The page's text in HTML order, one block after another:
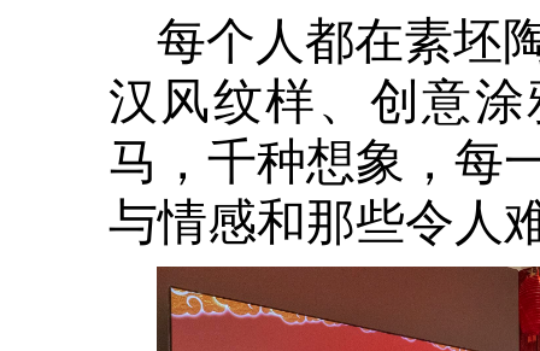
每个人都在素坯
汉风纹样、创意
马，千种想象，每
与情感和那些令人